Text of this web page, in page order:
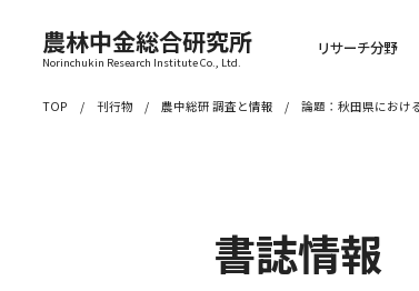
農林中金総合研究所
Norinchukin Research Institute Co., Ltd.
リサーチ分野
TOP 刊行物 農中総研 調査と情報 論題：秋田県におけ
書誌情報